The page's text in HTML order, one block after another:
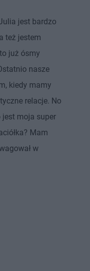
jest bardzo
też jestem
już ósmy
nasze
kiedy mamy
relacje. No
jest moja super
Mam
w